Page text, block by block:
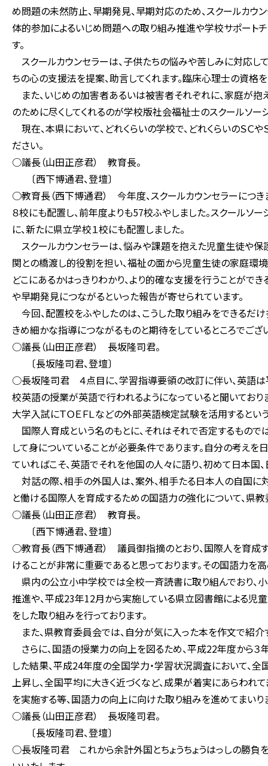
め問題の未然防止、早期発見、早期対応のため、スクールカウ
体的参加によるいじめ問題への取り組み推進や学校サポート
す。
スクールカウンセラーは、子供たちの悩みや苦しみに対応し
ちの心の支援法を提案、助言してくれます。臨床心理士の資格
また、いじめの加害者あるいは被害者それぞれに、家庭が
のために尽くしてくれるのが学校版社会福祉士のスクールソー
現在、本県において、どれくらいの学校で、どれくらいのＳＣ
ださい。
○議長（山田正彦君） 教育長。
〔西下博通君、登壇〕
○教育長（西下博通君） 今年度、スクールカウンセラーにつ
８校にも配置し、前年度よりも57校ふやしました。スクールソ
に、新たに県立学校１校にも配置しました。
スクールカウンセラーは、悩みや課題を抱えた児童生徒や保
関との橋渡し的役割を担い、福祉の面から児童生徒の家庭環
どこにあるかはっきりわかり、より的確な支援を行うことが
や早期発見につながるといった報告が寄せられています。
今回、配置校をふやしたのは、こうした取り組みをできるだ
きめ細かな指導につながるものと期待をしているところでござ
○議長（山田正彦君） 長坂隆司君。
〔長坂隆司君、登壇〕
○長坂隆司君 ４点目に、学習指導要領の改訂に伴い、英語は
校英語の授業が英語で行われるようになっていると聞いてお
大学入試にＴＯＥＦＬなどの外部英語検定試験を活用するとい
国際人育成という名のもとに、それはそれで否定するもの
して身についていることが必要条件であります。自分の考えを
ていればこそ、英語でそれを他国の人々に語り、初めて日本国
対話の際、相手の外国人は、案外、相手たる日本人の自国に
と働ける国際人を育成するための国語力の強化について、県
○議長（山田正彦君） 教育長。
〔西下博通君、登壇〕
○教育長（西下博通君） 議員御指摘のとおり、国際人を育成
けることが非常に重要であると思っております。その国語力を
県内の公立小中学校では全校一斉読書に取り組んでおり、
推進や、平成23年12月から実施している県立図書館による児
をした取り組みを行っております。
また、県教育委員会では、自分が気に入った本を作文で紹
さらに、国語の授業力の向上を図るため、平成22年度から
した結果、平成24年度の全国学力・学習状況調査において、
上昇し、全国平均に大きく近づくなど、成果が着実にあらわれ
を実施する等、国語力の向上に向けた取り組みを進めてまいり
○議長（山田正彦君） 長坂隆司君。
〔長坂隆司君、登壇〕
○長坂隆司君 これから余計外国とちょうちょうはっしの勝負を